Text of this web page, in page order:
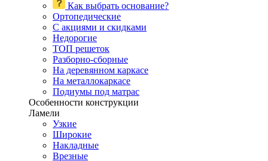
Как выбрать основание?
Ортопедические
С акциями и скидками
Недорогие
ТОП решеток
Разборно-сборные
На деревянном каркасе
На металлокаркасе
Подиумы под матрас
Особенности конструкции
Ламели
Узкие
Широкие
Накладные
Врезные